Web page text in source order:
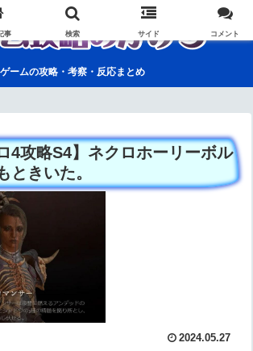
ゲームの攻略・考察・反応まとめ
4攻略S4】ネクロホーリーボル
ときいた。
2024.05.27
事 検索 サイド コメント